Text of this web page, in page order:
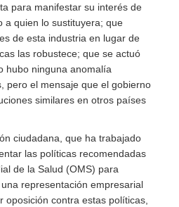
para manifestar su interés de
a quien lo sustituyera; que
de esta industria en lugar de
las robustece; que se actuó
hubo ninguna anomalía
pero el mensaje que el gobierno
similares en otros países
ciudadana, que ha trabajado
las políticas recomendadas
de la Salud (OMS) para
representación empresarial
oposición contra estas políticas,